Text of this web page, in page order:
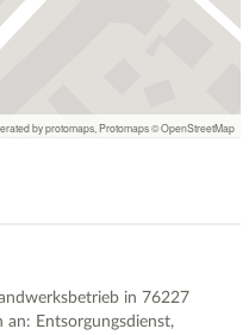
by protomaps Protomaps©OpenStreetMap
in 76227
an: Entsorgungsdienst,